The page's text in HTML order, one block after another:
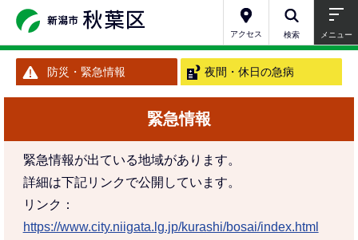
ジ
先
アクセス 検索 メニュー
防災・緊急情報 夜間・休日の急病
緊急情報
緊急情報が出ている地域があります。
詳細は下記リンクで公開しています。
リンク：
https://www.city.niigata.lg.jp/kurashi/bosai/index.html